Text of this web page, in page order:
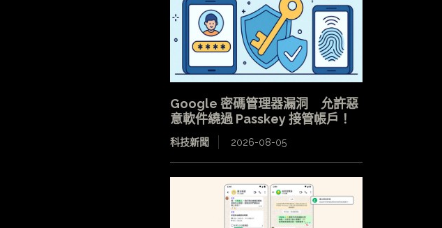
Google 密碼管理器漏洞 允許惡
意軟件繞過 Passkey 接管帳戶！
科技新聞 2026-08-05